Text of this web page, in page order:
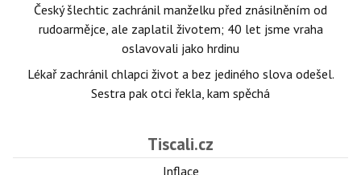
Český šlechtic zachránil manželku před znásilněním od
rudoarmějce, ale zaplatil životem; 40 let jsme vraha
oslavovali jako hrdinu
Lékař zachránil chlapci život a bez jediného slova odešel.
Sestra pak otci řekla, kam spěchá
Tiscali.cz
Inflace